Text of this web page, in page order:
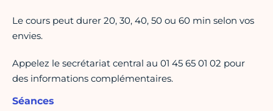
Le cours peut durer 20, 30, 40, 50 ou 60 min selon vos
envies.
Appelez le secrétariat central au 01 45 65 01 02 pour
des informations complémentaires.
Séances